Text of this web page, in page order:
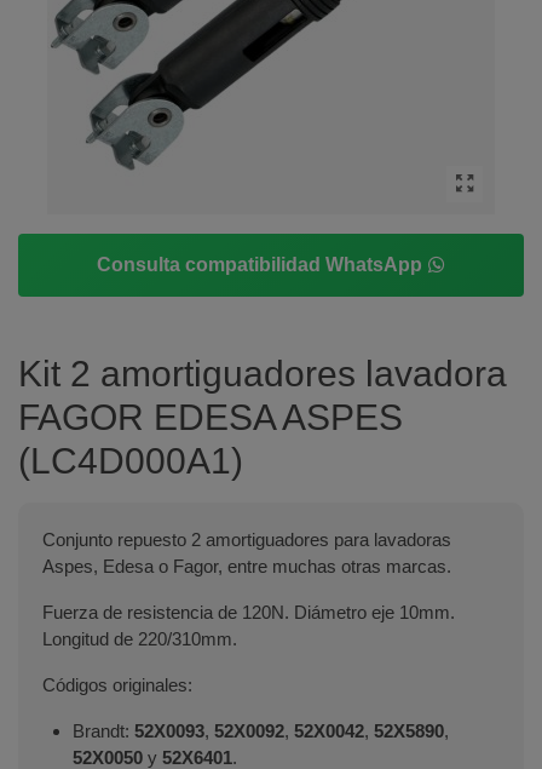
Consulta compatibilidad WhatsApp
Kit 2 amortiguadores lavadora
FAGOR EDESA ASPES
(LC4D000A1)
Conjunto repuesto 2 amortiguadores para lavadoras
Aspes, Edesa o Fagor, entre muchas otras marcas.
Fuerza de resistencia de 120N. Diámetro eje 10mm.
Longitud de 220/310mm.
Códigos originales:
Brandt: 52X0093, 52X0092, 52X0042, 52X5890,
52X0050 y 52X6401.